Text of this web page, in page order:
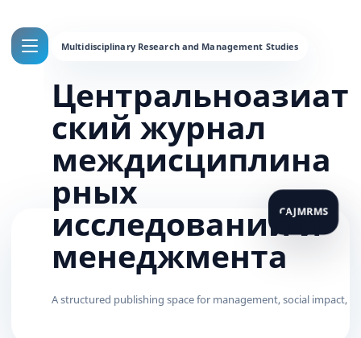
Центральноазиат
ский журнал
междисциплина
рных
исследований и
менеджмента